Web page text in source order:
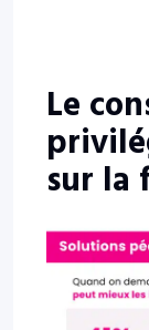
Le
sur la